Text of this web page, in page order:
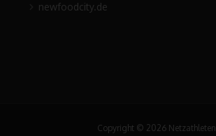
newfoodcity.de
Copyright © 2026 Netzathleten